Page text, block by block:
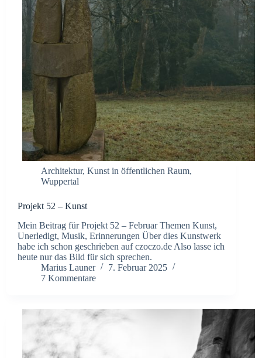
Architektur, Kunst in öffentlichen Raum,
Wuppertal
Projekt 52 – Kunst
Mein Beitrag für Projekt 52 – Februar Themen Kunst,
Unerledigt, Musik, Erinnerungen Über dies Kunstwerk
habe ich schon geschrieben auf czoczo.de Also lasse ich
heute nur das Bild für sich sprechen.
Marius Launer
7. Februar 2025
7 Kommentare